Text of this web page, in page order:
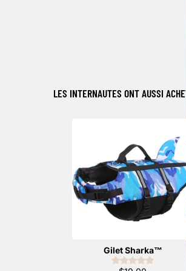
LES INTERNAUTES ONT AUSSI
Gilet Sharka™️